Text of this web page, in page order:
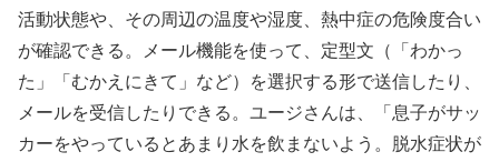
活動状態や、その周辺の温度や湿度、熱中症の危険度合い
が確認できる。メール機能を使って、定型文（「わかっ
た」「むかえにきて」など）を選択する形で送信したり、
メールを受信したりできる。ユージさんは、「息子がサッ
カーをやっているとあまり水を飲まないよう。脱水症状が